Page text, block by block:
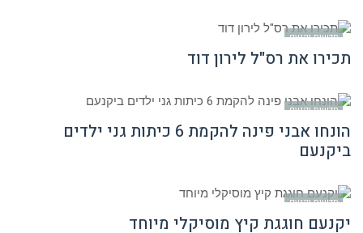
חדשות יקנעם
תכירו את רס"ל לירון דוד
חדשות יקנעם
הונחו אבני פינה להקמת 6 כיתות גני ילדים
ביקנעם
חדשות יקנעם
יקנעם חוגגת קיץ מוסיקלי מיוחד